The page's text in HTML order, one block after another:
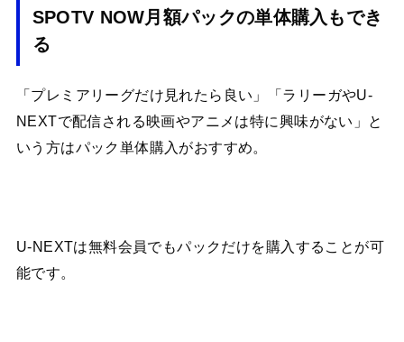
SPOTV NOW月額パックの単体購入もでき
る
「プレミアリーグだけ見れたら良い」「ラリーガやU-
NEXTで配信される映画やアニメは特に興味がない」と
いう方はパック単体購入がおすすめ。
U-NEXTは無料会員でもパックだけを購入することが可
能です。